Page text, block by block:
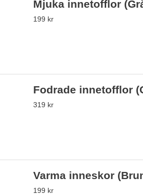
Mjuka innetofflor
199 kr
Fodrade innetofflor
319 kr
Varma inneskor
199 kr